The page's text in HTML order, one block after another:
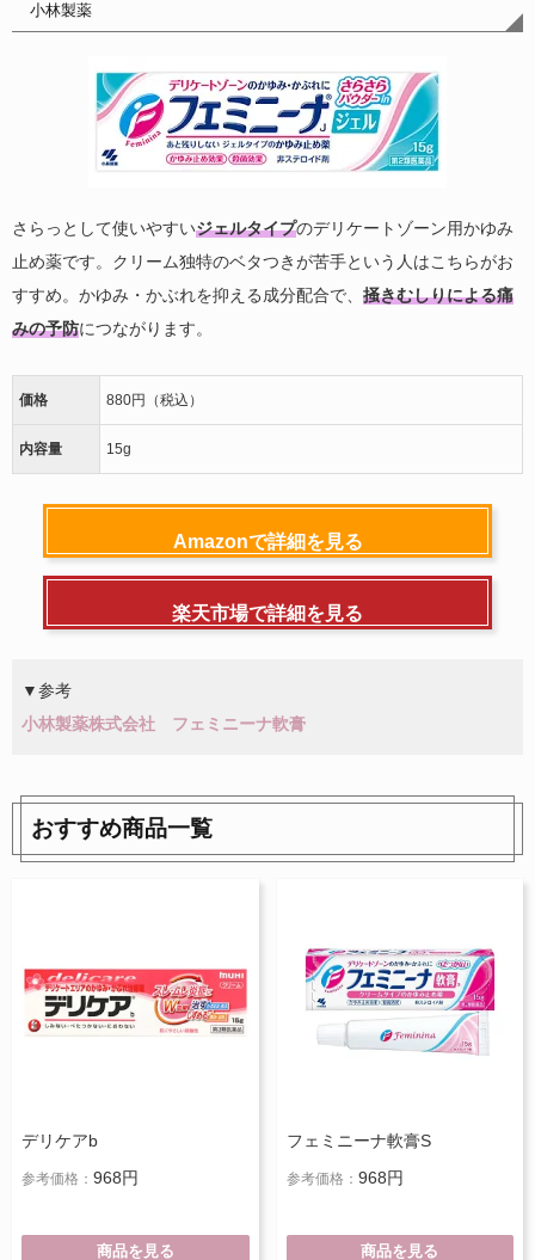
小林製薬
さらっとして使いやすいジェルタイプのデリケートゾーン用かゆみ
止め薬です。クリーム独特のベタつきが苦手という人はこちらがお
すすめ。かゆみ・かぶれを抑える成分配合で、 掻きむしりによる痛
みの予防につながります。
価格 880円（税込）
内容量 15g
Amazonで詳細を見る
楽天市場で詳細を見る
▼参考
小林製薬株式会社 フェミニーナ軟膏
おすすめ商品一覧
デリケアb
参考価格： 968円
商品を見る
フェミニーナ軟膏S
参考価格： 968円
商品を見る